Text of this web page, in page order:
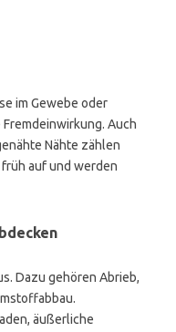
im Gewebe oder
Auch
Nähte zählen
auf und werden
Dazu gehören Abrieb,
äußerliche